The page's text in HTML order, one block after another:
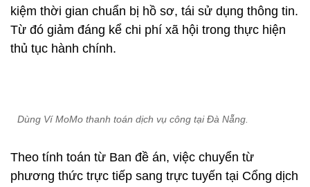
kiệm thời gian chuẩn bị hồ sơ, tái sử dụng thông tin.
Từ đó giảm đáng kể chi phí xã hội trong thực hiện
thủ tục hành chính.
Dùng Ví MoMo thanh toán dịch vụ công tại Đà Nẵng.
Theo tính toán từ Ban đề án, việc chuyển từ
phương thức trực tiếp sang trực tuyến tại Cổng dịch